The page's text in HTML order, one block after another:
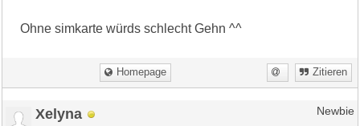
Ohne simkarte würds schlecht Gehn ^^
Homepage Zitieren
Xelyna Newbie